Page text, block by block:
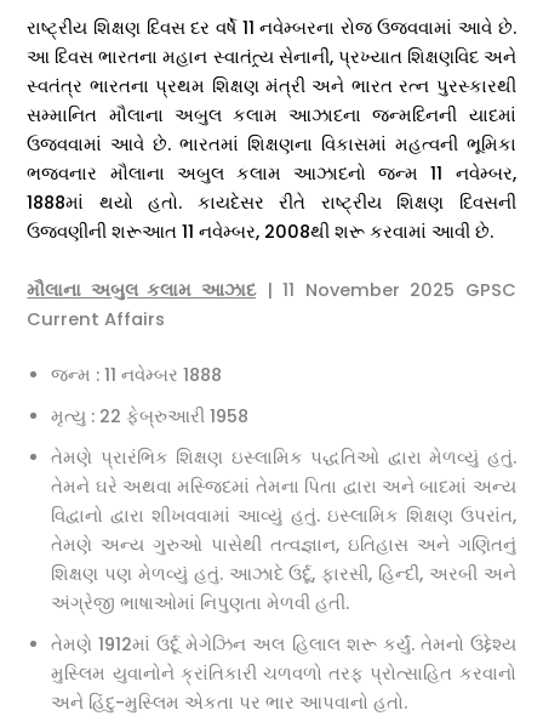
રાષ્ટ્રીય શિક્ષણ દિવસ દર વર્ષે 11 નવેમ્બરના રોજ ઉજવવામાં આવે છે.
આ દિવસ ભારતના મહાન સ્વાતંત્ર્ય સેનાની, પ્રખ્યાત શિક્ષણવિદ અને
સ્વતંત્ર ભારતના પ્રથમ શિક્ષણ મંત્રી અને ભારત રત્ન પુરસ્કારથી
સમ્માનિત મૌલાના અબુલ કલામ આઝાદના જન્મદિનની યાદમાં
ઉજવવામાં આવે છે. ભારતમાં શિક્ષણના વિકાસમાં મહત્વની ભૂમિકા
ભજવનાર મૌલાના અબુલ કલામ આઝાદનો જન્મ 11 નવેમ્બર,
1888માં થયો હતો. કાયદેસર રીતે રાષ્ટ્રીય શિક્ષણ દિવસની
ઉજવણીની શરૂઆત 11 નવેમ્બર, 2008થી શરૂ કરવામાં આવી છે.
મૌલાના અબુલ કલામ આઝાદ| 11 November 2025 GPSC
Current Affairs
જન્મ : 11 નવેમ્બર 1888
મૃત્યુ : 22 ફેબ્રુઆરી 1958
તેમણે પ્રારંભિક શિક્ષણ ઇસ્લામિક પદ્ધતિઓ દ્વારા મેળવ્યું હતું.
તેમને ઘરે અથવા મસ્જિદમાં તેમના પિતા દ્વારા અને બાદમાં અન્ય
વિદ્વાનો દ્વારા શીખવવામાં આવ્યું હતું. ઇસ્લામિક શિક્ષણ ઉપરાંત,
તેમણે અન્ય ગુરુઓ પાસેથી તત્વજ્ઞાન, ઇતિહાસ અને ગણિતનું
શિક્ષણ પણ મેળવ્યું હતું. આઝાદે ઉર્દૂ, ફારસી, હિન્દી, અરબી અને
અંગ્રેજી ભાષાઓમાં નિપુણતા મેળવી હતી.
તેમણે 1912માં ઉર્દૂ મેગેઝિન અલ હિલાલ શરૂ કર્યું. તેમનો ઉદ્દેશ્ય
મુસ્લિમ યુવાનોને ક્રાંતિકારી ચળવળો તરફ પ્રોત્સાહિત કરવાનો
અને હિંદુ-મુસ્લિમ એકતા પર ભાર આપવાનો હતો.